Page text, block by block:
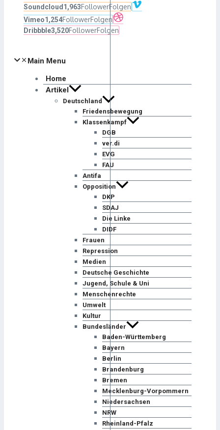
Soundcloud 1,963FollowerFolgen
Vimeo1,254FollowerFolgen
Dribbble3,520FollowerFolgen
Main Menu
Home
Artikel
Deutschland
Friedensbewegung
Klassenkampf
DGB
ver.di
EVG
FAU
Antifa
Opposition
DKP
SDAJ
Die Linke
DIDF
Frauen
Repression
Medien
Deutsche Geschichte
Jugend, Schule & Uni
Menschenrechte
Umwelt
Kultur
Bundesländer
Baden-Württemberg
Bayern
Berlin
Brandenburg
Bremen
Mecklenburg-Vorpommern
Niedersachsen
NRW
Rheinland-Pfalz